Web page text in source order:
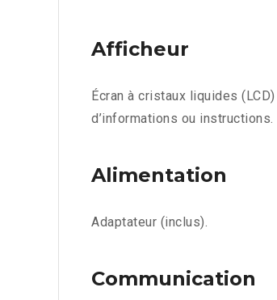
Afficheur
Écran à cristaux liquides
d’informations ou instructions.
Alimentation
Adaptateur (inclus).
Communication